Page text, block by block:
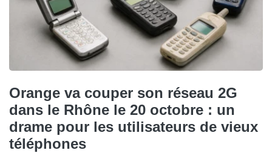
Orange va couper son réseau 2G
dans le Rhône le 20 octobre : un
drame pour les utilisateurs de vieux
téléphones